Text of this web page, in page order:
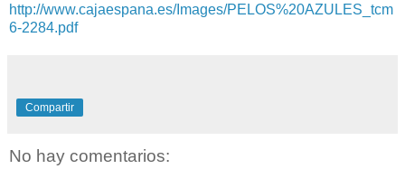
http://www.cajaespana.es/Images/PELOS%20AZULES_tcm
6-2284.pdf
Compartir
No hay comentarios: